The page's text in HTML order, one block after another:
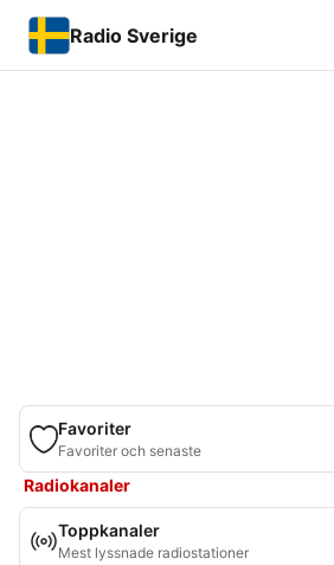
Radio Sverige
Favoriter
Favoriter och senaste
Radiokanaler
Toppkanaler
Mest lyssnade radiostationer